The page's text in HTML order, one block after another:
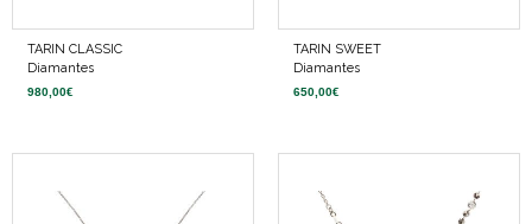
TARIN CLASSIC
Diamantes
980,00€
TARIN SWEET
Diamantes
650,00€